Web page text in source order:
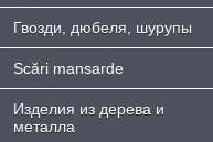
Гвозди, дюбеля, шурупы
Scări mansarde
Изделия из дерева и
металла